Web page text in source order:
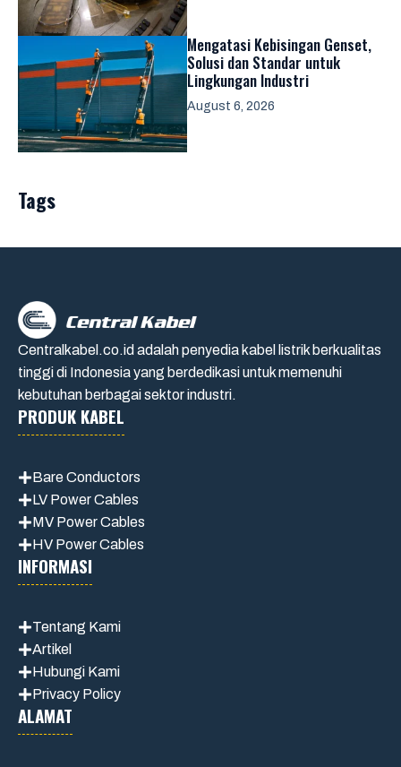
Mengatasi Kebisingan Genset,
Solusi dan Standar untuk
Lingkungan Industri
August 6, 2026
Tags
Centralkabel.co.id adalah penyedia kabel listrik berkualitas
tinggi di Indonesia yang berdedikasi untuk memenuhi
kebutuhan berbagai sektor industri.
PRODUK KABEL
Bare Conductors
LV Power Cables
MV Power Cables
HV Power Cables
INFORMASI
Tentang Kami
Artikel
Hubungi Kami
Privacy Policy
ALAMAT